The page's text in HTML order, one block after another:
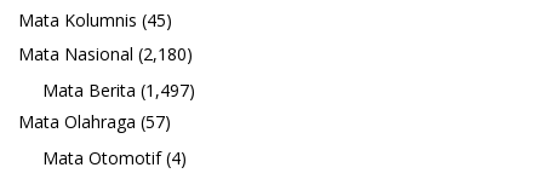
Mata Kolumnis (45)
Mata Nasional (2,180)
Mata Berita (1,497)
Mata Olahraga (57)
Mata Otomotif(4)